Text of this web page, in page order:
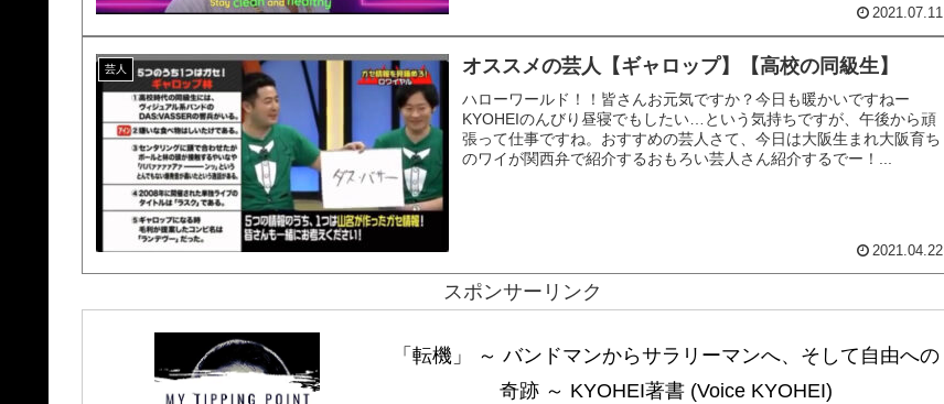
2021.07.11
芸人 オススメの芸人【ギャロップ】【高校の同級生】
ハローワールド！！皆さんお元気ですか？今日も暖かいですねー
KYOHEIのんびり昼寝でもしたい…という気持ちですが、午後から頑
張って仕事ですね。おすすめの芸人さて、今日は大阪生まれ大阪育ち
のワイが関西弁で紹介するおもろい芸人さん紹介するでー！...
2021.04.22
スポンサーリンク
「転機」 ～ バンドマンからサラリーマンへ、そして自由への
奇跡 ～ KYOHEI著書 (Voice KYOHEI)